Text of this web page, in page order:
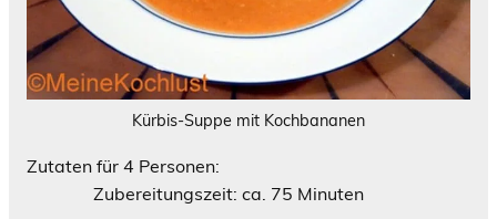
Kürbis-Suppe mit Kochbananen
Zutaten für 4 Personen:
Zubereitungszeit: ca. 75 Minuten